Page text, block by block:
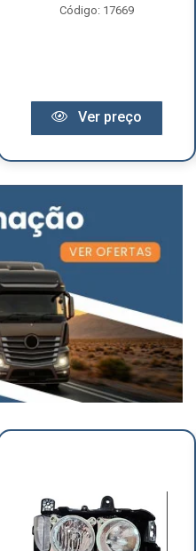
Código: 17669
Ver preço